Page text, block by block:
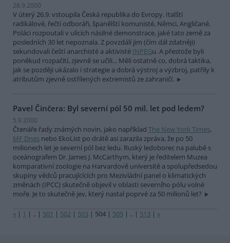
28.9.2000
V úterý 26.9. vstoupila Česká republika do Evropy. Italští
radikálové, řečtí odboráři, španělští komunisté, Němci, Angličané,
Poláci rozpoutali v ulicích násilné demonstrace, jaké tato země za
posledních 30 let nepoznala. Z povzdálí jim (čím dál zdatněji)
sekundovali čeští anarchisté a aktivisté INPEGu. A přestože byli
poněkud rozpačití, zjevně se učili... Měli ostatně co, dobrá taktika,
jak se později ukázalo i strategie a dobrá výstroj a výzbroj, patřily k
atributům zjevně ostřílených extremistů ze zahraničí.
Pavel Činčera: Byl severní pól 50 mil. let pod ledem?
5.9.2000
Čtenáře řady známých novin, jako například The New York Times,
MF Dnes nebo EkoList po drátě asi zarazila zpráva, že po 50
milionech let je severní pól bez ledu. Ruský ledoborec na palubě s
oceánografem Dr. James J. McCarthym, který je ředitelem Muzea
komparativní zoologie na Harvardově universitě a spolupředsedou
skupiny vědců pracujícících pro Mezivládní panel o klimatických
změnách (IPCC) skutečně objevil v oblasti severního pólu volné
moře. Je to skutečně jev, který nastal poprvé za 50 milionů let?
« | 1 | .. | 501 | 502 | 503 | 504 | 505 | .. | 513 | »